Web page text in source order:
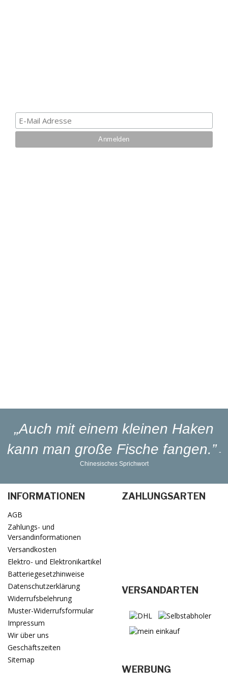
„Auch mit einem kleinen Haken
kann man große Fische fangen.” -
Chinesisches Sprichwort
INFORMATIONEN
AGB
Zahlungs- und
Versandinformationen
Versandkosten
Elektro- und Elektronikartikel
Batteriegesetzhinweise
Datenschutzerklärung
Widerrufsbelehrung
Muster-Widerrufsformular
Impressum
Wir über uns
Geschäftszeiten
Sitemap
ZAHLUNGSARTEN
VERSANDARTEN
WERBUNG